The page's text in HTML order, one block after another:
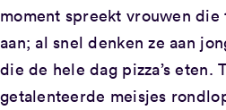
moment spreekt vrouwen
aan; al snel denken ze aan
die de hele dag pizza’s eten.
getalenteerde meisjes